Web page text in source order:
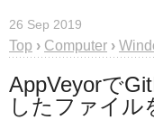
26 Sep 2019
Top › Computer ›
AppVeyorで
したファイル